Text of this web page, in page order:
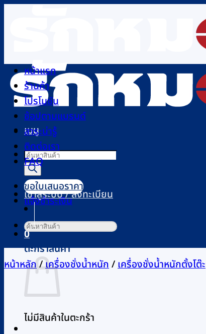
เมนู
Products
search
เข้าสู่ระบบ / ลงทะเบียน
0
ตะกร้าสินค้า
ไม่มีสินค้าในตะกร้า
หน้าแรก
ร้านค้า
โปรโมชัน
ช้อปตามแบรนด์
สาระน่ารู้
ติดต่อเรา
FAQ
ขอใบเสนอราคา
แจ้งชำระเงิน
ค้นหา:
หน้าหลัก/เครื่องชั่งน้ำหนัก/เครื่องชั่งน้ำหนักตั้งโต๊ะ